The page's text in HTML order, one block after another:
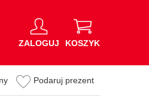
ZALOGUJ KOSZYK
Podaruj prezent